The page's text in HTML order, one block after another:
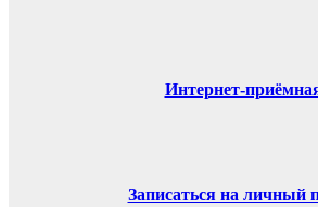
Интернет-
Записаться на личный